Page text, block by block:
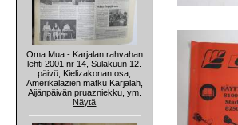
Oma Mua - Karjalan rahvahan
lehti 2001 nr 14, Sulakuun 12.
päivü; Kielizakonan osa,
Amerikalazien matku Karjalah,
Äijänpäivän pruazniekku, ym.
Näytä